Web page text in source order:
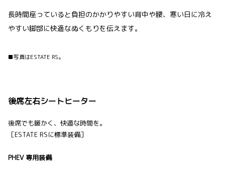
長時間座っていると負担のかかりやすい背中や腰、寒い日に冷え
やすい脚部に快適なぬくもりを伝えます。
■写真はESTATE RS。
後席左右シートヒーター
後席でも暖かく、快適な時間を。
［ESTATE RSに標準装備］
PHEV 専用装備